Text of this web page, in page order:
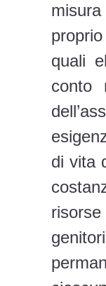
quali
conto
di vita